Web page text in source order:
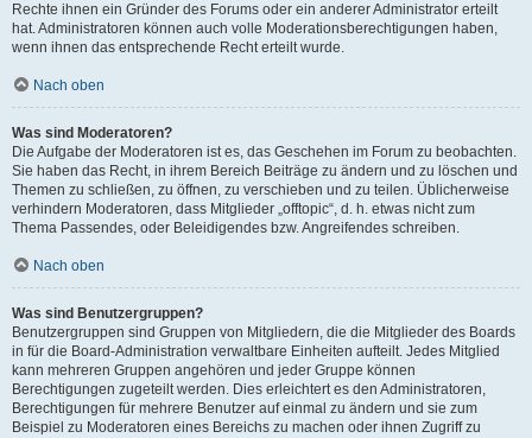
Rechte ihnen ein Gründer des Forums oder ein anderer Administrator erteilt
hat. Administratoren können auch volle Moderationsberechtigungen haben,
wenn ihnen das entsprechende Recht erteilt wurde.
Nach oben
Was sind Moderatoren?
Die Aufgabe der Moderatoren ist es, das Geschehen im Forum zu beobachten.
Sie haben das Recht, in ihrem Bereich Beiträge zu ändern und zu löschen und
Themen zu schließen, zu öffnen, zu verschieben und zu teilen. Üblicherweise
verhindern Moderatoren, dass Mitglieder „offtopic“, d. h. etwas nicht zum
Thema Passendes, oder Beleidigendes bzw. Angreifendes schreiben.
Nach oben
Was sind Benutzergruppen?
Benutzergruppen sind Gruppen von Mitgliedern, die die Mitglieder des Boards
in für die Board-Administration verwaltbare Einheiten aufteilt. Jedes Mitglied
kann mehreren Gruppen angehören und jeder Gruppe können
Berechtigungen zugeteilt werden. Dies erleichtert es den Administratoren,
Berechtigungen für mehrere Benutzer auf einmal zu ändern und sie zum
Beispiel zu Moderatoren eines Bereichs zu machen oder ihnen Zugriff zu